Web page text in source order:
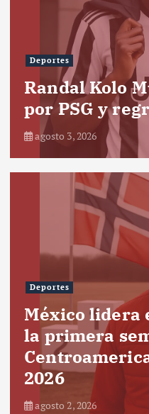
Deportes
Randal Kolo
por PSG y
agosto 3, 2026
Deportes
México lidera
la primera
2026
agosto 2, 2026